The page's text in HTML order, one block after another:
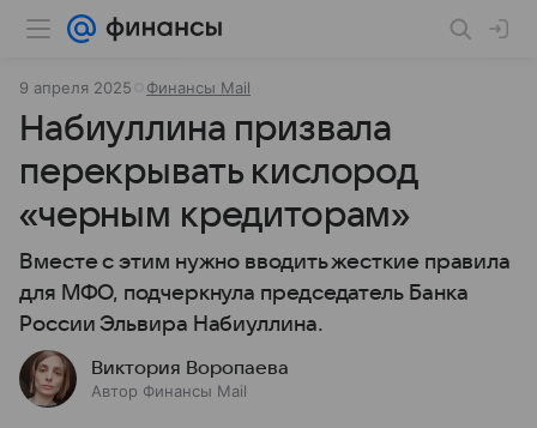
9 апреля 2025 Финансы Mail
Набиуллина призвала
перекрывать кислород
«черным кредиторам»
Вместе с этим нужно вводить жесткие правила
для МФО, подчеркнула председатель Банка
России Эльвира Набиуллина.
Виктория Воропаева
Автор Финансы Mail